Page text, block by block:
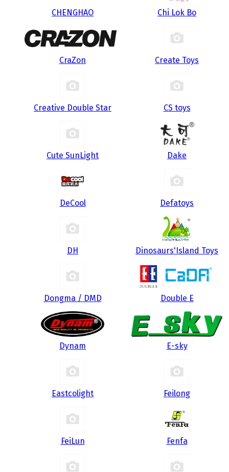
CHENGHAO Chi Lok Bo
CraZon Create Toys
Creative Double Star CS toys
Cute SunLight Dake
DeCool Defatoys
DH Dinosaurs'Island Toys
Dongma / DMD Double E
Dynam E-sky
Eastcolight Feilong
FeiLun Fenfa